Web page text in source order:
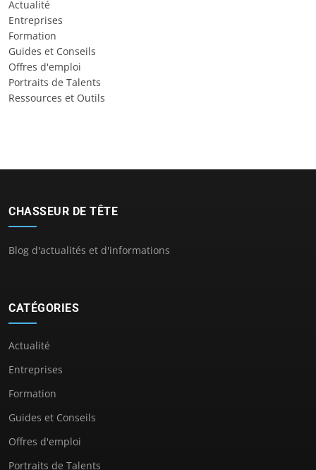
Actualité
Entreprises
Formation
Guides et Conseils
Offres d'emploi
Portraits de Talents
Ressources et Outils
CHASSEUR DE TÊTE
Blog d'actualités et d'informations
CATÉGORIES
Actualité
Entreprises
Formation
Guides et Conseils
Offres d'emploi
Portraits de Talents